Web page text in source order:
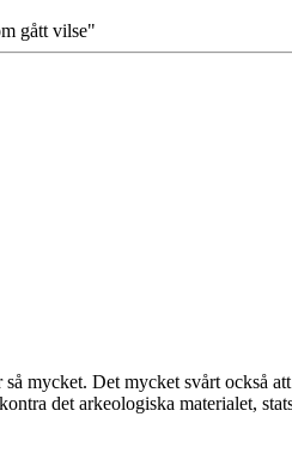
gått vilse"
mycket. Det mycket svårt också
det arkeologiska materialet,